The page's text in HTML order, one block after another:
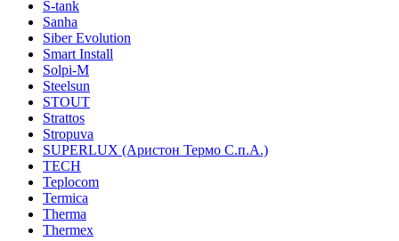
S-tank
Sanha
Siber Evolution
Smart Install
Solpi-M
Steelsun
STOUT
Strattos
Stropuva
SUPERLUX (Аристон Термо С.п.А.)
TECH
Teplocom
Termica
Therma
Thermex